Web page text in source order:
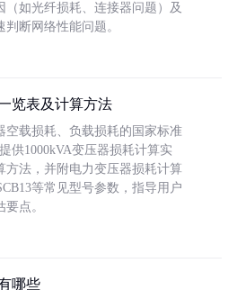
如光纤损耗、连接器问题）及
断网络性能问题。
览表及计算方法
空载损耗、负载损耗的国家标准
供1000kVA变压器损耗计算实
方法，并附电力变压器损耗计算
等常见型号参数，指导用户
点。
哪些